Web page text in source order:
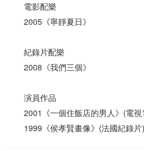
電影配樂
2005《寧靜夏日》
紀錄片配樂
2008《我們三個》
演員作品
2001《一個住飯店的男人》(電視
1999《侯孝賢畫像》(法國紀錄片)